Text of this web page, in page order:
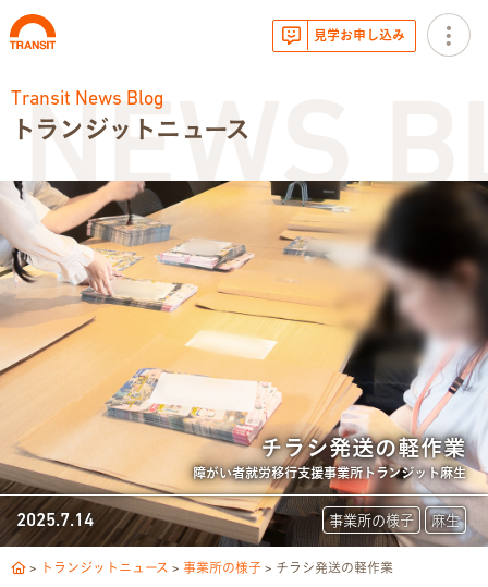
お知らせ
トランジットニュース
利用体験談
広報・イベント
サービス内容
トランジットについて
1日の流れ
Transit News Blog
トランジットニュース
チラシ発送の軽作業
障がい者就労移行支援事業所トランジット麻生
事業所の様子 麻生
2025.7.14
> トランジットニュース > 事業所の様子 > チラシ発送の軽作業
見学お申し込み